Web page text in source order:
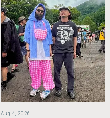
Aug 4, 2026